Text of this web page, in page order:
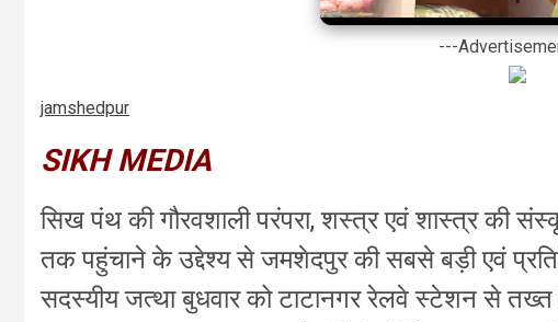
---
jamshedpur
SIKH MEDIA
सिख पंथ की गौरवशाली परंपरा, शस्त्र एवं शास्त्र की
तक पहुंचाने के उद्देश्य से जमशेदपुर की सबसे बड़ी एवं
सदस्यीय जत्था बुधवार को टाटानगर रेलवे स्टेशन से तख्त